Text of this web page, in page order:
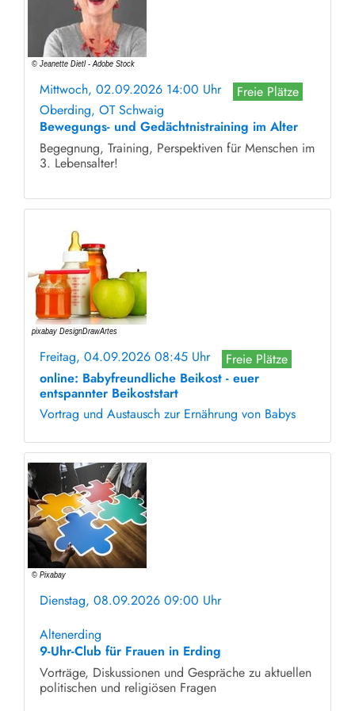
Mittwoch, 02.09.2026 14:00 Uhr
Freie Plätze
Oberding, OT Schwaig
Bewegungs- und Gedächtnistraining im Alter
Begegnung, Training, Perspektiven für Menschen im
3. Lebensalter!
Freitag, 04.09.2026 08:45 Uhr
Freie Plätze
online: Babyfreundliche Beikost - euer
entspannter Beikoststart
Vortrag und Austausch zur Ernährung von Babys
Dienstag, 08.09.2026 09:00 Uhr
Altenerding
9-Uhr-Club für Frauen in Erding
Vorträge, Diskussionen und Gespräche zu aktuellen
politischen und religiösen Fragen